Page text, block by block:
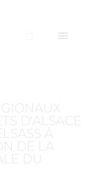
D'ALSACE
À
DE LA
DU